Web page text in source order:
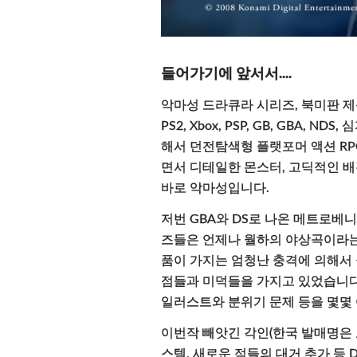
들어가기에 앞서서....
악마성 드라큐라 시리즈, 북미판
PS2, Xbox, PSP, GB, GBA, NDS,
해서 던전탐색형 플랫포머 액션
면서 디테일한 몬스터, 고딕적인
바로 악마성입니다.
저번 GBA와 DS로 나온 메트로베
즈들은 언제나 월하의 야상곡이라
품이 가지는 엄청난 충격에 의해
점들과 미덕들을 가지고 있었습니
일러스트와 분위기 문제 등을 몇
이번작 빼앗긴 각인(한국 발매명
스템, 새로운 적들의 대거 추가 등